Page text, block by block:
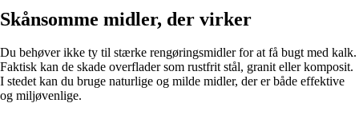
Skånsomme midler, der virker
Du behøver ikke ty til stærke rengøringsmidler for at få bugt med kalk.
Faktisk kan de skade overflader som rustfrit stål, granit eller komposit.
I stedet kan du bruge naturlige og milde midler, der er både effektive
og miljøvenlige.